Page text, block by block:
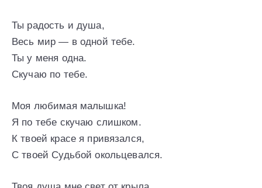
Ты радость и душа,
Весь мир — в одной тебе.
Ты у меня одна.
Скучаю по тебе.
Моя любимая малышка!
Я по тебе скучаю слишком.
К твоей красе я привязался,
С твоей Судьбой окольцевался.